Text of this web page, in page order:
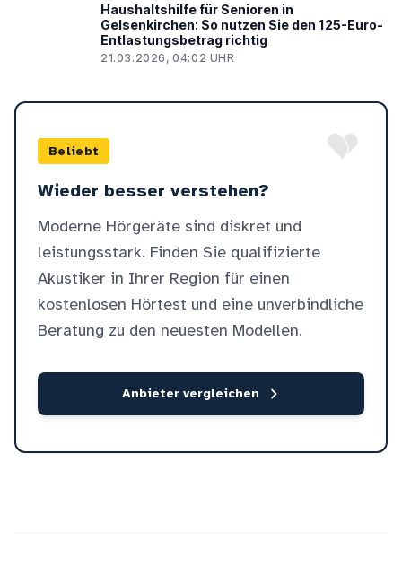
Haushaltshilfe für Senioren in
Gelsenkirchen: So nutzen Sie den 125-Euro-
Entlastungsbetrag richtig
21.03.2026, 04:02 UHR
Beliebt
Wieder besser verstehen?
Moderne Hörgeräte sind diskret und
leistungsstark. Finden Sie qualifizierte
Akustiker in Ihrer Region für einen
kostenlosen Hörtest und eine unverbindliche
Beratung zu den neuesten Modellen.
Anbieter vergleichen